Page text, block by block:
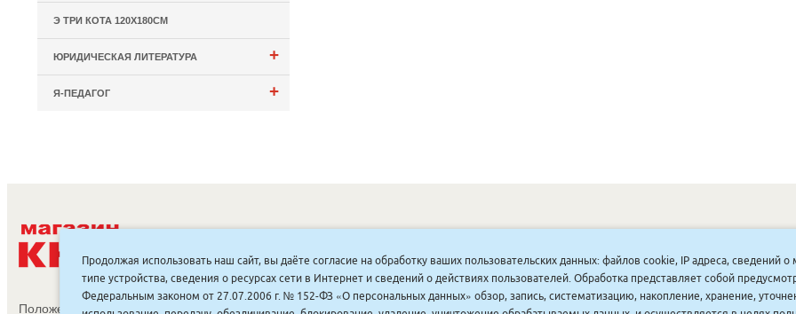
Э ТРИ КОТА 120Х180СМ
+
ЮРИДИЧЕСКАЯ ЛИТЕРАТУРА
+
Я-ПЕДАГОГ
Положение об обработке и защите персональных данных
ДИСКОНТНАЙ СИСТЕМА
ЮРИДИЧЕСКАЙ ВАКАНСИЯЛАР |
Продолжая использовать наш сайт, вы даёте согласие на обработку ваших пользовательских данных: файлов cookie, IP адреса, сведений
типе устройства, сведения о ресурсах сети в Интернет и сведений о действиях пользователей. Обработка представляет собой
Федеральным законом от 27.07.2006 г. № 152-ФЗ «О персональных данных» обзор, запись, систематизацию, накопление, хранение,